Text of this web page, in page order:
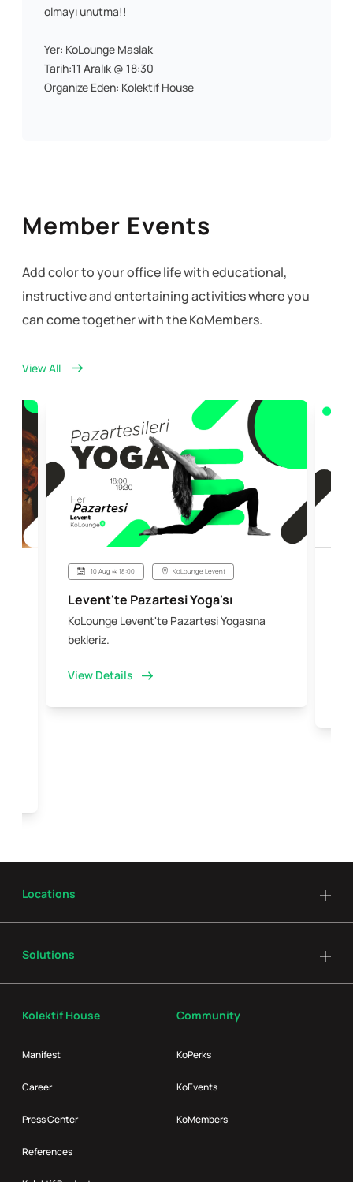
olmayı unutma!!
Yer: KoLounge Maslak
Tarih:11 Aralık @ 18:30
Organize Eden: Kolektif House
Member Events
Add color to your office life with educational,
instructive and entertaining activities where you
can come together with the KoMembers.
View All
10 Aug @ 18:00 KoLounge Levent
Levent'te Pazartesi Yoga'sı
KoLounge Levent'te Pazartesi Yogasına
bekleriz.
View Details
Kolektif House
Manifest
Career
Press Center
References
Community
KoPerks
KoEvents
KoMembers
Locations
Solutions